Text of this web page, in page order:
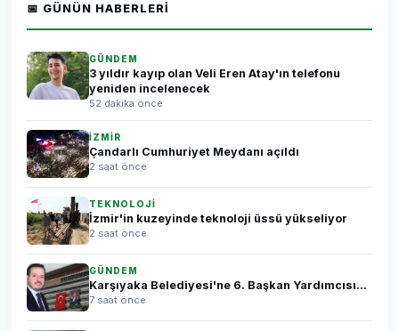
📅 GÜNÜN HABERLERI
GÜNDEM
3 yıldır kayıp olan Veli Eren Atay'ın telefonu
yeniden incelenecek
52 dakika önce
İZMİR
Çandarlı Cumhuriyet Meydanı açıldı
2 saat önce
TEKNOLOJİ
İzmir'in kuzeyinde teknoloji üssü yükseliyor
2 saat önce
GÜNDEM
Karşıyaka Belediyesi'ne 6. Başkan Yardımcısı...
7 saat önce